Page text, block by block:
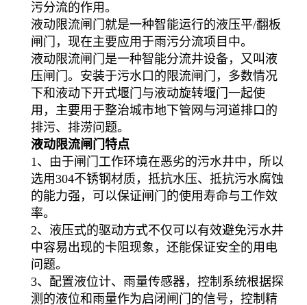
污分流的作用。
液动限流闸门就是一种智能运行的液压平/翻板
闸门，现在主要应用于雨污分流项目中。
液动限流闸门是一种智能分流井设备，又叫液
压闸门。安装于污水口的限流闸门，多数情况
下和液动下开式堰门与液动旋转堰门一起使
用，主要用于整治城市地下管网与河道排口的
排污、排涝问题。
液动限流闸门特点
1、由于闸门工作环境在恶劣的污水井中，所以
选用304不锈钢材质，抵抗水压、抵抗污水腐蚀
的能力强，可以保证闸门的使用寿命与工作效
率。
2、液压式的驱动方式不仅可以有效避免污水井
中容易出现的卡阻现象，还能保证安全的用电
问题。
3、配置液位计、雨量传感器，控制系统根据探
测的液位和雨量作为启闭闸门的信号，控制精